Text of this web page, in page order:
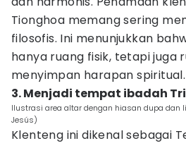
Tionghoa memang sering
filosofis. Ini menunjukkan
hanya ruang fisik, tetapi juga
menyimpan harapan spiritual.
3. Menjadi tempat ibadah
Ilustrasi area altar dengan hiasan dupa dan
Jesús)
Klenteng ini dikenal sebagai